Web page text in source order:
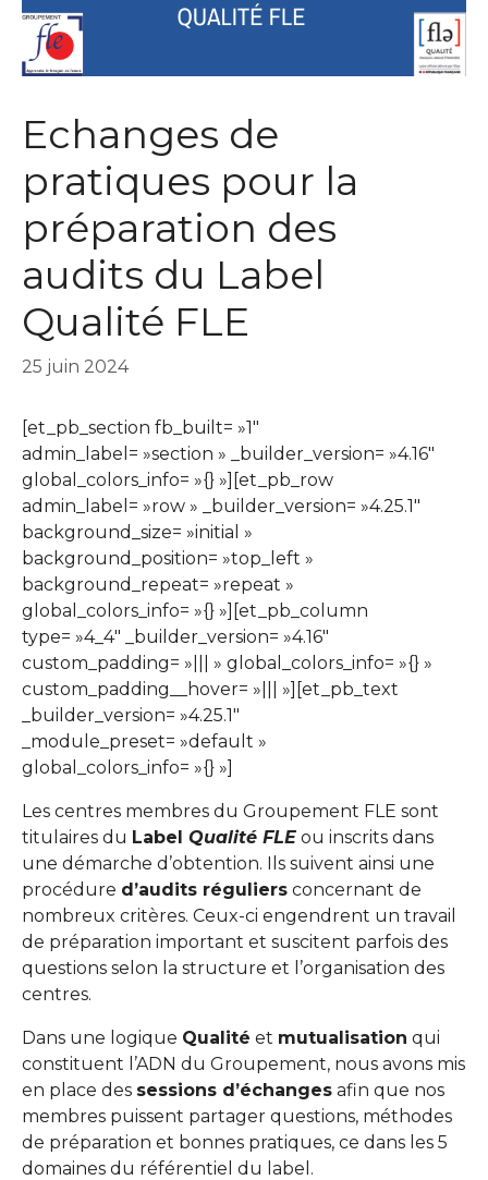
Echanges de
pratiques pour la
préparation des
audits du Label
Qualité FLE
25 juin 2024
[et_pb_section fb_built= »1″
admin_label= »section » _builder_version= »4.16″
global_colors_info= »{} »][et_pb_row
admin_label= »row » _builder_version= »4.25.1″
background_size= »initial »
background_position= »top_left »
background_repeat= »repeat »
global_colors_info= »{} »][et_pb_column
type= »4_4″ _builder_version= »4.16″
custom_padding= »||| » global_colors_info= »{} »
custom_padding__hover= »||| »][et_pb_text
_builder_version= »4.25.1″
_module_preset= »default »
global_colors_info= »{} »]
Les centres membres du Groupement FLE sont
titulaires du Label Qualité FLE ou inscrits dans
une démarche d’obtention. Ils suivent ainsi une
procédure d’audits réguliers concernant de
nombreux critères. Ceux-ci engendrent un travail
de préparation important et suscitent parfois des
questions selon la structure et l’organisation des
centres.
Dans une logique Qualité et mutualisation qui
constituent l’ADN du Groupement, nous avons mis
en place des sessions d’échanges afin que nos
membres puissent partager questions, méthodes
de préparation et bonnes pratiques, ce dans les 5
domaines du référentiel du label.